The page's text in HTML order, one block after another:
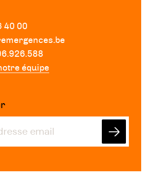
40 00
équipe